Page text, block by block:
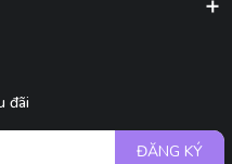
đãi
ĐĂNG KÝ